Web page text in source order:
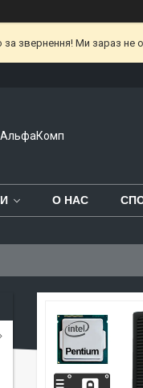
звернення! Ми зараз не
АльфаКомп
О НАС